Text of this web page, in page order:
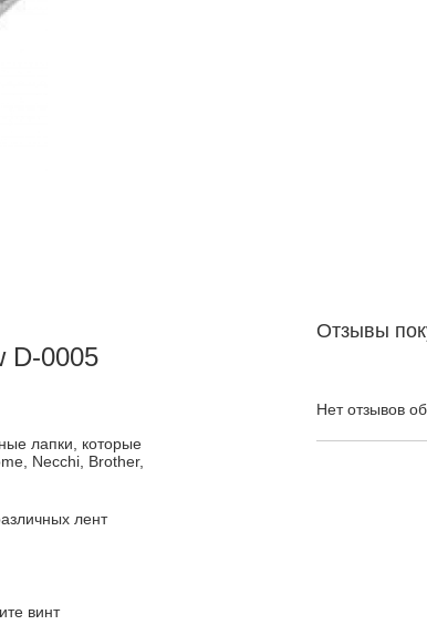
D-0005
лапки, которые
Necchi, Brother,
лент
винт
Отзывы
Нет отзывов